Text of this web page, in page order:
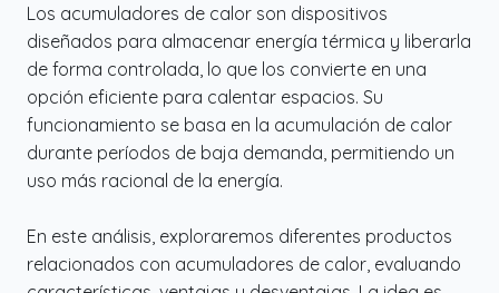
Los acumuladores de calor son dispositivos
diseñados para almacenar energía térmica y liberarla
de forma controlada, lo que los convierte en una
opción eficiente para calentar espacios. Su
funcionamiento se basa en la acumulación de calor
durante períodos de baja demanda, permitiendo un
uso más racional de la energía.
En este análisis, exploraremos diferentes productos
relacionados con acumuladores de calor, evaluando